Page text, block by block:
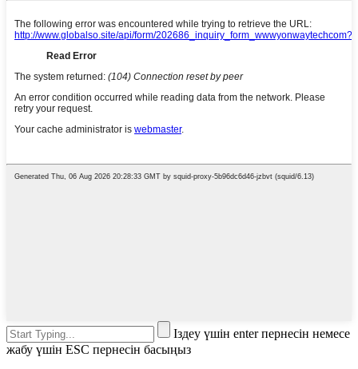
Іздеу үшін enter пернесін немесе
жабу үшін ESC пернесін басыңыз